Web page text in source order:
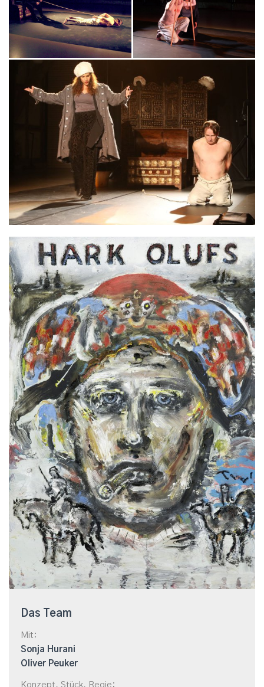
Das Team
Mit:
Sonja Hurani
Oliver Peuker
Konzept, Stück, Regie: